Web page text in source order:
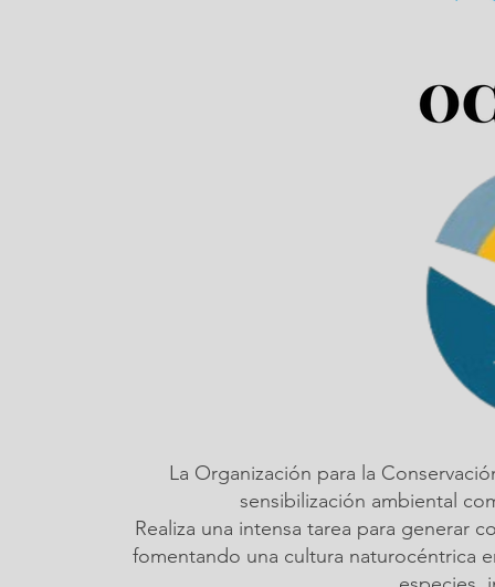
La Organización para la
sensibilización ambiental
Realiza una intensa tarea para generar
fomentando una cultura naturocéntrica